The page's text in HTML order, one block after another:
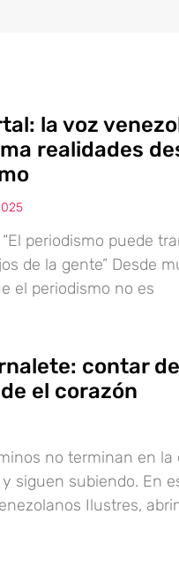
la voz
realidades
periodismo puede
de la gente” Desde
el periodismo no es
contar
el corazón
no terminan en la
siguen subiendo. En
Ilustres,